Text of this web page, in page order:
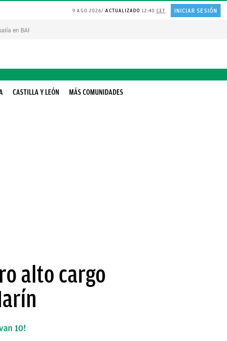
9 AGO 2026 ACTUALIZADO 12:40CET INICIAR SESIÓN
en BARCELONA
CASTILLA Y LEÓN MÁS COMUNIDADES
alto cargo
10!